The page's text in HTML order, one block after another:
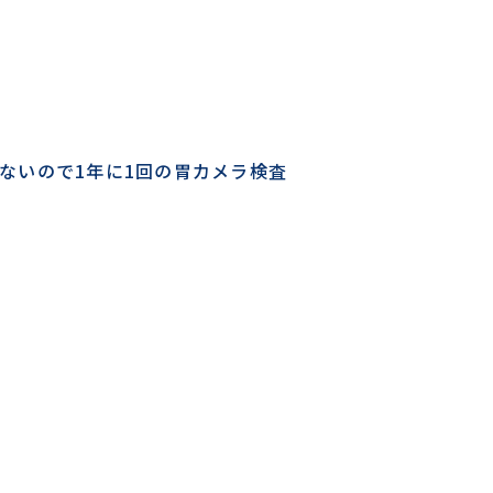
いので1年に1回の胃カメラ検査